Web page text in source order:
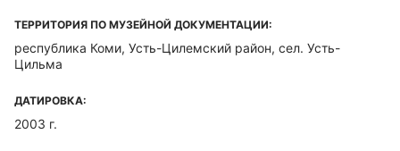
ТЕРРИТОРИЯ ПО МУЗЕЙНОЙ ДОКУМЕНТАЦИИ:
республика Коми, Усть-Цилемский район, сел. Усть-
Цильма
ДАТИРОВКА:
2003 г.